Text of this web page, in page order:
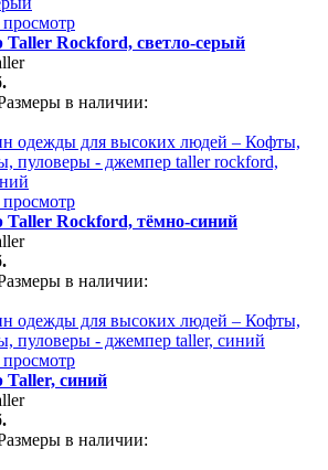
Taller Rockford, светло-серый
в наличии:
Taller Rockford, тёмно-синий
в наличии:
Taller, синий
в наличии: